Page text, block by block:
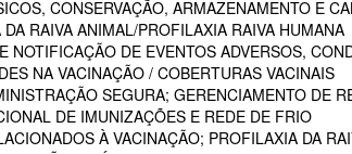
CONSERVAÇÃO, ARMAZENAMENTO E
RAIVA ANIMAL/PROFILAXIA RAIVA HUMANA
DE EVENTOS ADVERSOS,
NA VACINAÇÃO / COBERTURAS VACINAIS
SEGURA; GERENCIAMENTO DE
DE IMUNIZAÇÕES E REDE DE FRIO
À VACINAÇÃO; PROFILAXIA DA